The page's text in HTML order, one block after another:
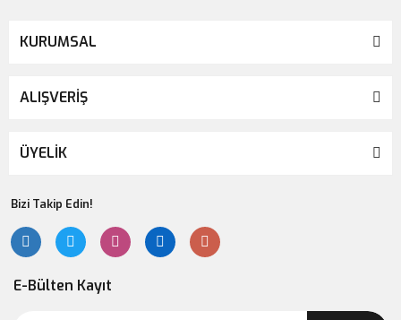
KURUMSAL
ALIŞVERİŞ
ÜYELİK
Bizi Takip Edin!
E-Bülten Kayıt